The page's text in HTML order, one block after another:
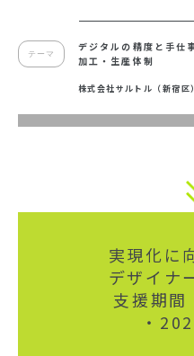
テーマ
デジタルの精度と手仕
加工・生産体制
株式会社サルトル（新宿区）
実現化に
デザイナ
支援期
・